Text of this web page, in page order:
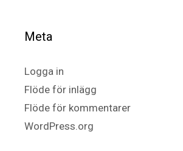
Meta
Logga in
Flöde för inlägg
Flöde för kommentarer
WordPress.org